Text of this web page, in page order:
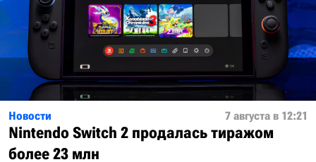
Новости 7 августа в 12:21
Nintendo Switch 2 продалась тиражом
более 23 млн